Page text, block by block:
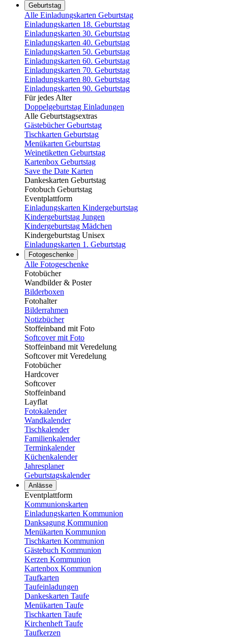
Geburtstag
Alle Einladungskarten Geburtstag
Einladungskarten 18. Geburtstag
Einladungskarten 30. Geburtstag
Einladungskarten 40. Geburtstag
Einladungskarten 50. Geburtstag
Einladungskarten 60. Geburtstag
Einladungskarten 70. Geburtstag
Einladungskarten 80. Geburtstag
Einladungskarten 90. Geburtstag
Für jedes Alter
Doppelgeburtstag Einladungen
Alle Geburtstagsextras
Gästebücher Geburtstag
Tischkarten Geburtstag
Menükarten Geburtstag
Weinetiketten Geburtstag
Kartenbox Geburtstag
Save the Date Karten
Dankeskarten Geburtstag
Fotobuch Geburtstag
Eventplattform
Einladungskarten Kindergeburtstag
Kindergeburtstag Jungen
Kindergeburtstag Mädchen
Kindergeburtstag Unisex
Einladungskarten 1. Geburtstag
Fotogeschenke
Alle Fotogeschenke
Fotobücher
Wandbilder & Poster
Bilderboxen
Fotohalter
Bilderrahmen
Notizbücher
Stoffeinband mit Foto
Softcover mit Foto
Stoffeinband mit Veredelung
Softcover mit Veredelung
Fotobücher
Hardcover
Softcover
Stoffeinband
Layflat
Fotokalender
Wandkalender
Tischkalender
Familienkalender
Terminkalender
Küchenkalender
Jahresplaner
Geburtstagskalender
Anlässe
Eventplattform
Kommunionskarten
Einladungskarten Kommunion
Danksagung Kommunion
Menükarten Kommunion
Tischkarten Kommunion
Gästebuch Kommunion
Kerzen Kommunion
Kartenbox Kommunion
Taufkarten
Taufeinladungen
Dankeskarten Taufe
Menükarten Taufe
Tischkarten Taufe
Kirchenheft Taufe
Taufkerzen